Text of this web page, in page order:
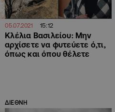
05.07.2021 15:12
Κλέλια Βασιλείου: Μην
αρχίσετε να φυτεύετε ό,τι,
όπως και όπου θέλετε
ΔΙΕΘΝΗ